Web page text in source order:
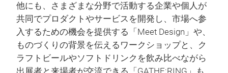
他にも、さまざまな分野で活動する企業や個人が
共同でプロダクトやサービスを開発し、市場へ参
入するための機会を提供する「Meet Design」や、
ものづくりの背景を伝えるワークショップと、ク
ラフトビールやソフトドリンクを飲み比べながら
出展者と来場者が交流できる「GATHE:RING」も